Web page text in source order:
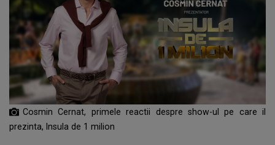
Cosmin Cernat, primele reactii despre show-ul pe care il
prezinta, Insula de 1 milion